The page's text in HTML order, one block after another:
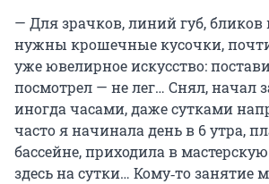
— Для зрачков, линий губ,
нужны крошечные кусочки,
уже ювелирное искусство:
посмотрел — не лег… Снял, начал
иногда часами, даже сутками
часто я начинала день в 6 утра,
бассейне, приходила в
здесь на сутки… Кому‑то занятие